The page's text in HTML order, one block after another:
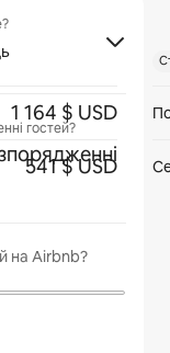
гостей?
на Airbnb?
1 164 $ USD
541 $ USD